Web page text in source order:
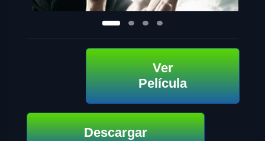
Ver
Película
Descargar